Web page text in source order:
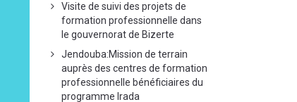
Visite de suivi des projets de
formation professionnelle dans
le gouvernorat de Bizerte
Jendouba:Mission de terrain
auprès des centres de formation
professionnelle bénéficiaires du
programme Irada